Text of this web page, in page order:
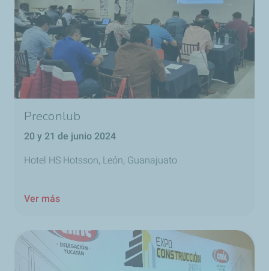
Preconlub
20 y 21 de junio 2024
Hotel HS Hotsson, León, Guanajuato
Ver más